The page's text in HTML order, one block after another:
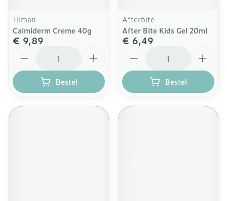
Tilman
Calmiderm Creme 40g
€ 9,89
Bestel
Afterbite
After Bite Kids Gel 20ml
€ 6,49
Bestel